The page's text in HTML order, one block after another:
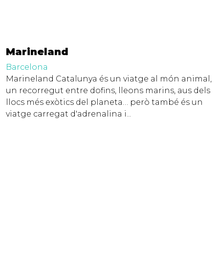
Marineland
Barcelona
Marineland Catalunya és un viatge al món animal,
un recorregut entre dofins, lleons marins, aus dels
llocs més exòtics del planeta… però també és un
viatge carregat d'adrenalina i...